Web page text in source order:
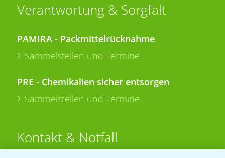
Verantwortung & Sorgfalt
PAMIRA - Packmittelrücknahme
Sammelstellen und Termine
PRE - Chemikalien sicher entsorgen
Sammelstellen und Termine
Kontakt & Notfall